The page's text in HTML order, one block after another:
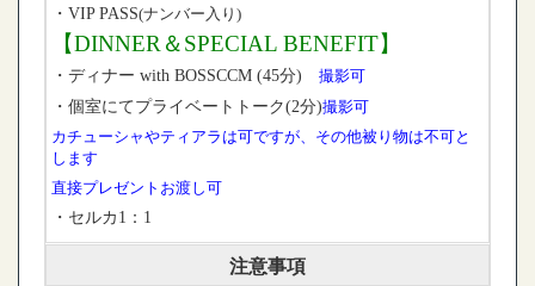
・VIP PASS(ナンバー入り)
【DINNER＆SPECIAL BENEFIT】
・ディナー with BOSSCCM (45分) 撮影可
・個室にてプライベートトーク(2分)撮影可
カチューシャやティアラは可ですが、その他被り物は不可と
します
直接プレゼントお渡し可
・セルカ1：1
注意事項